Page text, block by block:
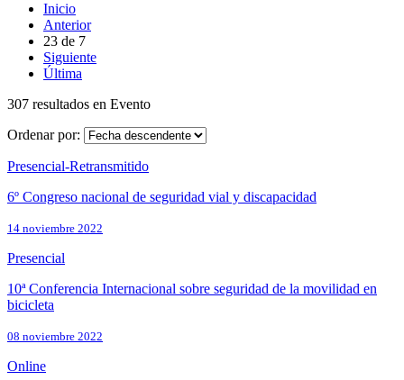
Inicio
Anterior
23 de 7
Siguiente
Última
307 resultados en Evento
Ordenar por:
Presencial-Retransmitido
6º Congreso nacional de seguridad vial y discapacidad​
14 noviembre 2022
Presencial
10ª Conferencia Internacional sobre seguridad de la movilidad en
bicicleta
08 noviembre 2022
Online